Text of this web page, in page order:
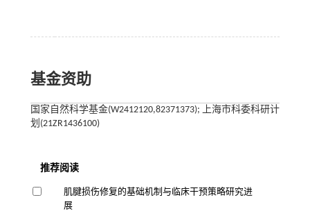
基金资助
国家自然科学基金(W2412120,82371373); 上海市科委科研计
划(21ZR1436100)